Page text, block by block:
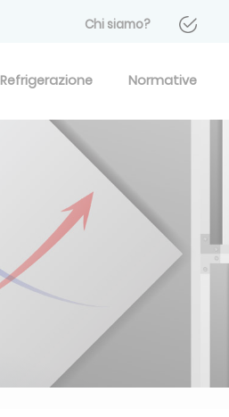
Chi siamo?
Refrigerazione Normative